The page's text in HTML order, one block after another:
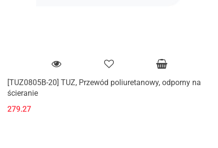
[TUZ0805B-20] TUZ, Przewód poliuretanowy, odporny na
ścieranie
279.27